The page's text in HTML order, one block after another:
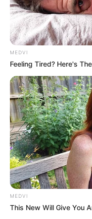
MEDVI
Feeling Tired? Here's
MEDVI
This New Will Give You